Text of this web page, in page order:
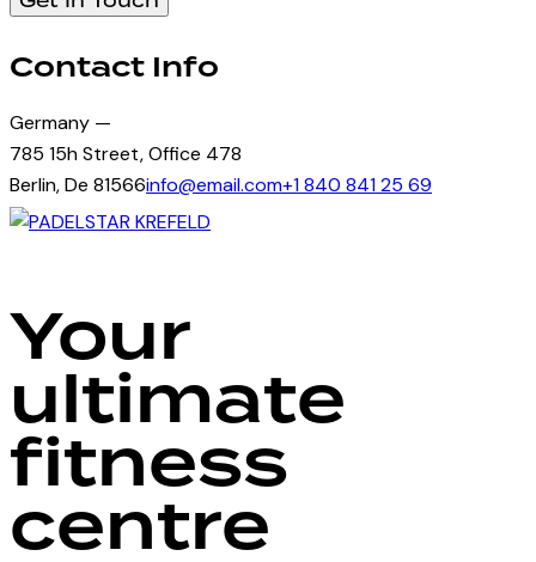
Contact Info
Germany —
785 15h Street, Office 478
Berlin, De 81566info@email.com+1 840 841 25 69
Your
ultimate
fitness
centre